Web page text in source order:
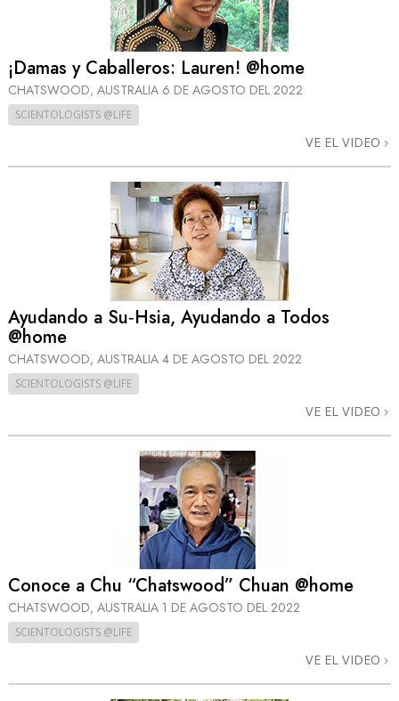
¡Damas y Caballeros: Lauren! @home
CHATSWOOD, AUSTRALIA 6 DE AGOSTO DEL 2022
SCIENTOLOGISTS @LIFE
VE EL VIDEO
Ayudando a Su‑Hsia, Ayudando a Todos
@home
CHATSWOOD, AUSTRALIA 4 DE AGOSTO DEL 2022
SCIENTOLOGISTS @LIFE
VE EL VIDEO
Conoce a Chu “Chatswood” Chuan @home
CHATSWOOD, AUSTRALIA 1 DE AGOSTO DEL 2022
SCIENTOLOGISTS @LIFE
VE EL VIDEO